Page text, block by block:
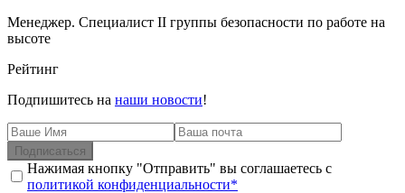
Менеджер. Специалист II группы безопасности по работе на
высоте
Рейтинг
Подпишитесь на наши новости!
Подписаться
Нажимая кнопку "Отправить" вы соглашаетесь с
политикой конфиденциальности*